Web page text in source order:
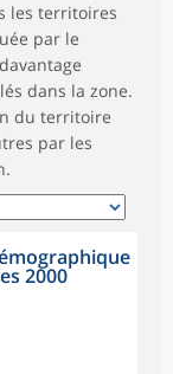
les territoires
par le
dans la zone.
du territoire
par les
2000